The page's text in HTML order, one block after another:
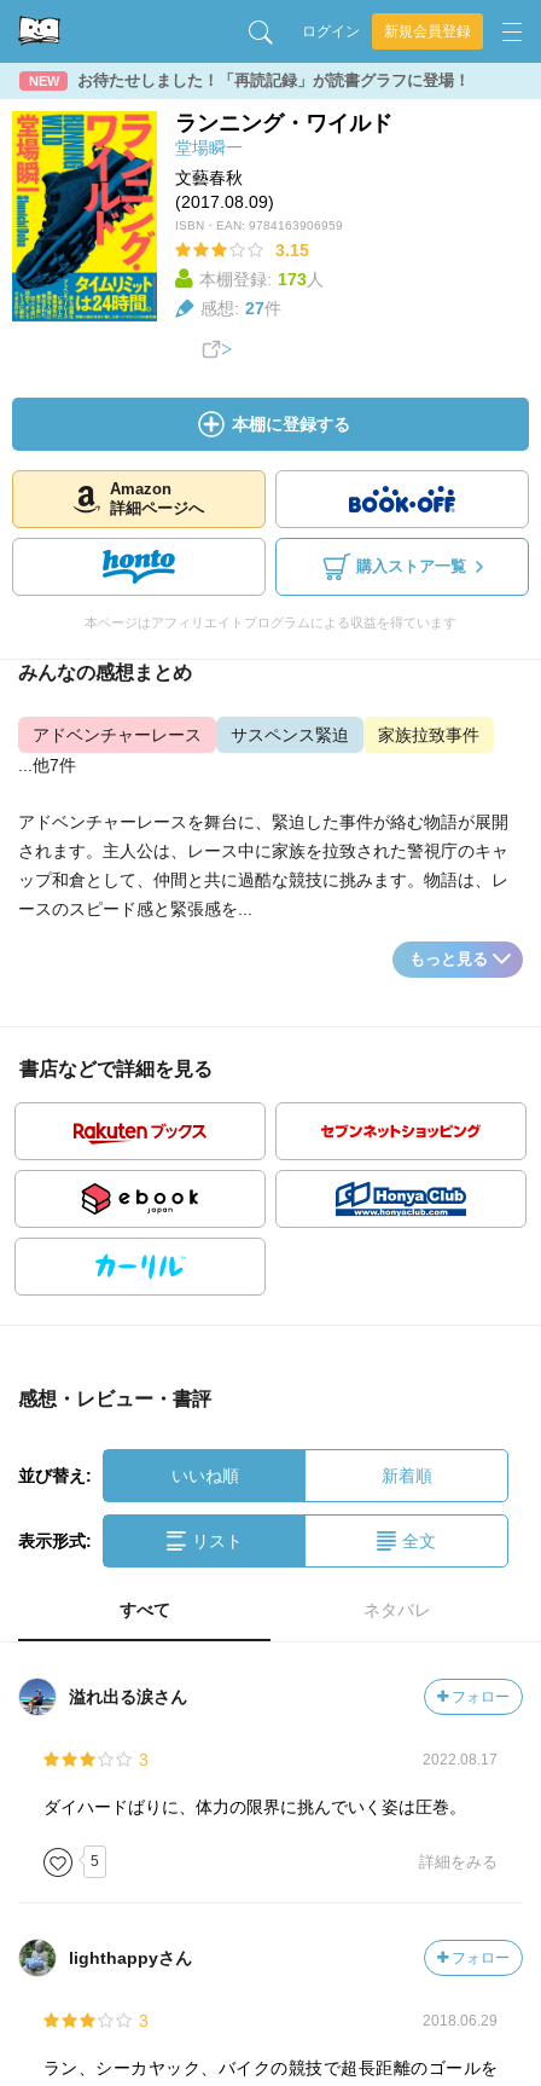
ログイン 新規会員登録
NEW お待たせしました！「再読記録」が読書グラフに登場！
ランニング・ワイルド
堂場瞬一
文藝春秋
(2017.08.09)
ISBN・EAN: 9784163906959
3.15
本棚登録: 173人
感想: 27件
本棚に登録する
Amazon
詳細ページへ
購入ストア一覧
本ページはアフィリエイトプログラムによる収益を得ています
みんなの感想まとめ
アドベンチャーレース サスペンス緊迫
家族拉致事件
...他7件
アドベンチャーレースを舞台に、緊迫した事件が絡む物語が展開
されます。主人公は、レース中に家族を拉致された警視庁のキャ
ップ和倉として、仲間と共に過酷な競技に挑みます。物語は、レ
ースのスピード感と緊張感を...
もっと見る
書店などで詳細を見る
感想・レビュー・書評
並び替え: いいね順 新着順
表示形式: リスト 全文
すべて ネタバレ
溢れ出る涙さん フォロー
3 2022.08.17
ダイハードばりに、体力の限界に挑んでいく姿は圧巻。
5 詳細をみる
lighthappyさん フォロー
3 2018.06.29
ラン、シーカヤック、バイクの競技で超長距離のゴールを